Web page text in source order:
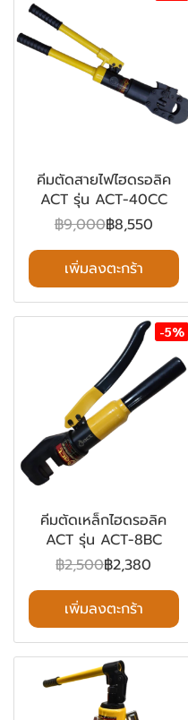
คีมตัดสายไฟไฮดรอลิค
ACT รุ่น ACT-40CC
฿9,000฿8,550
เพิ่มลงตะกร้า
-5%
คีมตัดเหล็กไฮดรอลิค
ACT รุ่น ACT-8BC
฿2,500฿2,380
เพิ่มลงตะกร้า